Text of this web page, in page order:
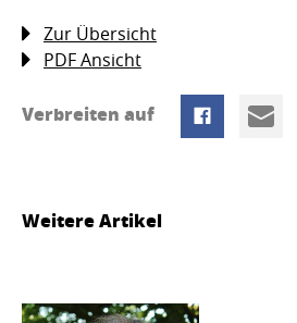
Zur Übersicht
PDF Ansicht
Verbreiten auf
Weitere Artikel